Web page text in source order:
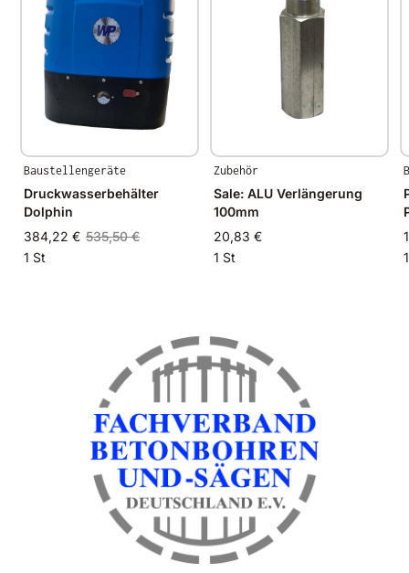
Baustellengeräte
Druckwasserbehälter
Dolphin
384,22 € 535,50 €
1 St
Zubehör
Sale: ALU Verlängerung
100mm
20,83 €
1 St